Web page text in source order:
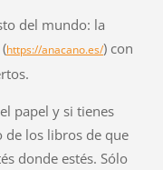
del mundo: la
https://anacano.es/) con
papel y si tienes
de los libros de que
donde estés. Sólo